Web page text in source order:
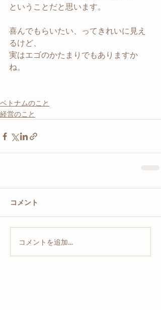
ということだと思います。
喜んでもらいたい、ってきれいに見え
るけど、
実はエゴのかたまりでもありますか
ね。
ベトナムのこと
経営のこと
コメント
コメントを追加…